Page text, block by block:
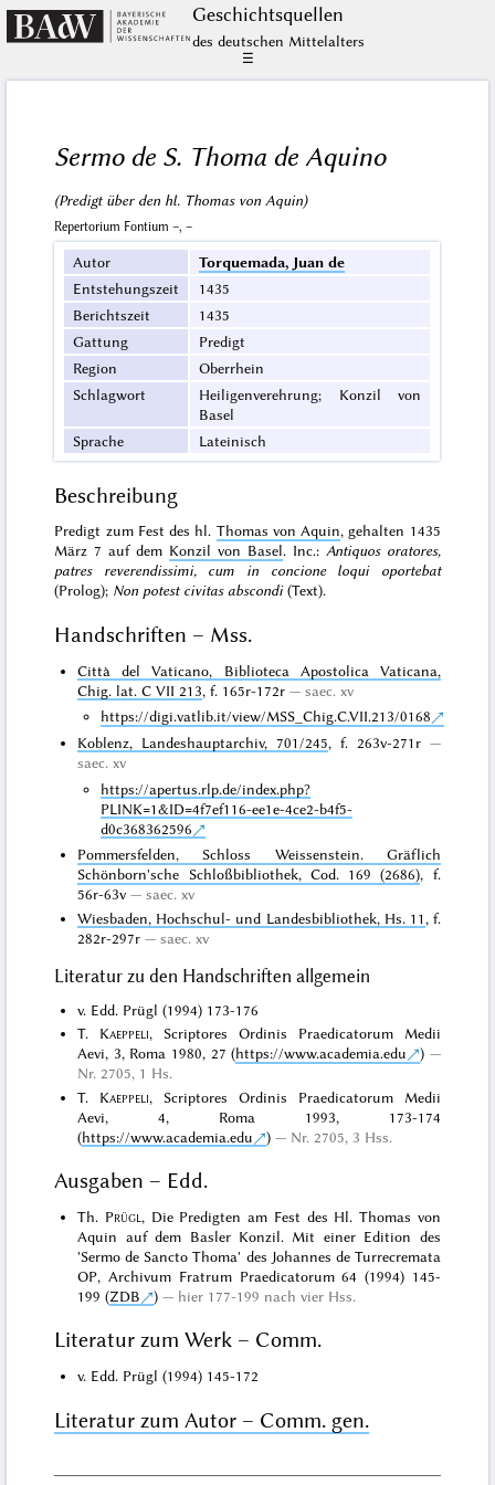
Geschichts­quellen
des deutschen Mittelalters
☰
Sermo de S. Thoma de Aquino
(Predigt über den hl. Thomas von Aquin)
Repertorium Fontium –, –
Autor
Torquemada, Juan de
Entstehungszeit
1435
Berichtszeit
1435
Gattung
Predigt
Region
Oberrhein
Schlagwort
Heiligenverehrung; Konzil von
Basel
Sprache
Lateinisch
Beschreibung
Predigt zum Fest des hl. Thomas von Aquin, gehalten 1435
März 7 auf dem Konzil von Basel. Inc.: Antiquos oratores,
patres reverendissimi, cum in concione loqui oportebat
(Prolog); Non potest civitas abscondi(Text).
Handschriften – Mss.
Città del Vaticano, Biblioteca Apostolica Vaticana,
Chig. lat. C VII 213, f. 165r-172r
saec. xv
https://digi.vatlib.it/view/MSS_Chig.C.VII.213/0168
Koblenz, Landeshauptarchiv, 701/245, f. 263v-271r
saec. xv
https://apertus.rlp.de/index.php?
PLINK=1&ID=4f7ef116-ee1e-4ce2-b4f5-
d0c368362596
Pommersfelden, Schloss Weissenstein. Gräflich
Schönborn'sche Schloßbibliothek, Cod. 169 (2686), f.
56r-63v
saec. xv
Wiesbaden, Hochschul- und Landesbibliothek, Hs. 11 , f.
282r-297r
saec. xv
Literatur zu den Handschriften allgemein
v. Edd. Prügl (1994) 173-176
T. Kaeppeli, Scriptores Ordinis Praedicatorum Medii
Aevi, 3, Roma 1980, 27 (https://www.academia.edu
)
Nr. 2705, 1 Hs.
T. Kaeppeli, Scriptores Ordinis Praedicatorum Medii
Aevi, 4, Roma 1993, 173-174
(https://www.academia.edu ) Nr. 2705, 3 Hss.
Ausgaben – Edd.
Th. Prügl , Die Predigten am Fest des Hl. Thomas von
Aquin auf dem Basler Konzil. Mit einer Edition des
'Sermo de Sancto Thoma' des Johannes de Turrecremata
OP, Archivum Fratrum Praedicatorum 64 (1994) 145-
199 (ZDB ) hier 177-199 nach vier Hss.
Literatur zum Werk – Comm.
v. Edd. Prügl (1994) 145-172
Literatur zum Autor – Comm. gen.